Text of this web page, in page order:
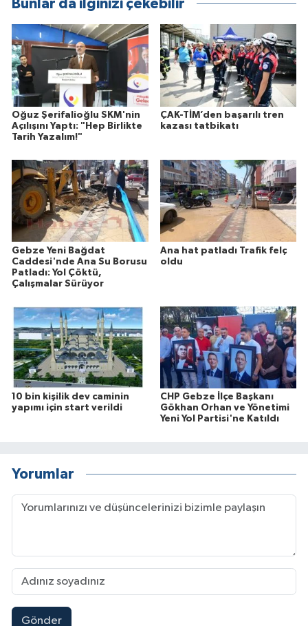
Bunlar da ilginizi çekebilir
Oğuz Şerifalioğlu SKM'nin
Açılışını Yaptı: "Hep Birlikte
Tarih Yazalım!"
ÇAK-TİM’den başarılı tren
kazası tatbikatı
Gebze Yeni Bağdat
Caddesi'nde Ana Su Borusu
Patladı: Yol Çöktü,
Çalışmalar Sürüyor
Ana hat patladı Trafik felç
oldu
10 bin kişilik dev caminin
yapımı için start verildi
CHP Gebze İlçe Başkanı
Gökhan Orhan ve Yönetimi
Yeni Yol Partisi'ne Katıldı
Yorumlar
Gönder